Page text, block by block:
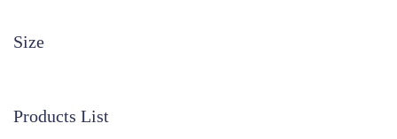
Size
Products List